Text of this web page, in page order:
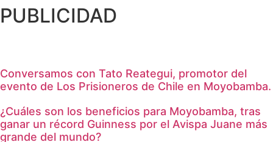
PUBLICIDAD
Conversamos con Tato Reategui, promotor del
evento de Los Prisioneros de Chile en Moyobamba.
¿Cuáles son los beneficios para Moyobamba, tras
ganar un récord Guinness por el Avispa Juane más
grande del mundo?